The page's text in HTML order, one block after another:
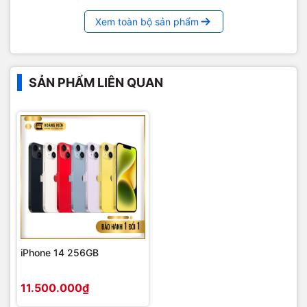
kiểu thiết kế cụm camera xếp chéo vô cùng độc
cách thiết kế của người tiền nhiệm. Mô-đun camera
vuông ở mặt sau chứa cụm camera kép độ phân
giải 12MP, khẩu độ f/1.5 giúp ổn định hình ảnh
có khẩu độ f/2.4, giúp người dùng có thể chụp được
những bức ảnh với không gian được mở rộng lên tới
120 độ. Mặc dù trông có vẻ không có gì thay đổi
nhưng các cảm biến trên iPhone 14 lớn hơn, cải
thiện khả năng chụp thiếu sáng lên tới 49%.
Xem toàn bộ sản phẩm
SẢN PHẨM LIÊN QUAN
iPhone 14 256GB
11.500.000₫